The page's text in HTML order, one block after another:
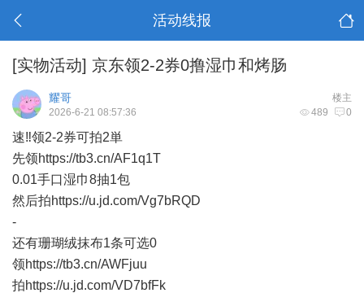
活动线报
[实物活动] 京东领2-2券0撸湿巾和烤肠
楼主
耀哥
489 0
2026-6-21 08:57:36
速‼领2-2券可拍2単
先领https://tb3.cn/AF1q1T
0.01手口湿巾8抽1包
然后拍https://u.jd.com/Vg7bRQD
-
还有珊瑚绒抹布1条可选0
领https://tb3.cn/AWFjuu
拍https://u.jd.com/VD7bfFk